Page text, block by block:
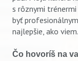
s rôznymi
byť
najlepšie, ako viem.
Čo hovoríš na